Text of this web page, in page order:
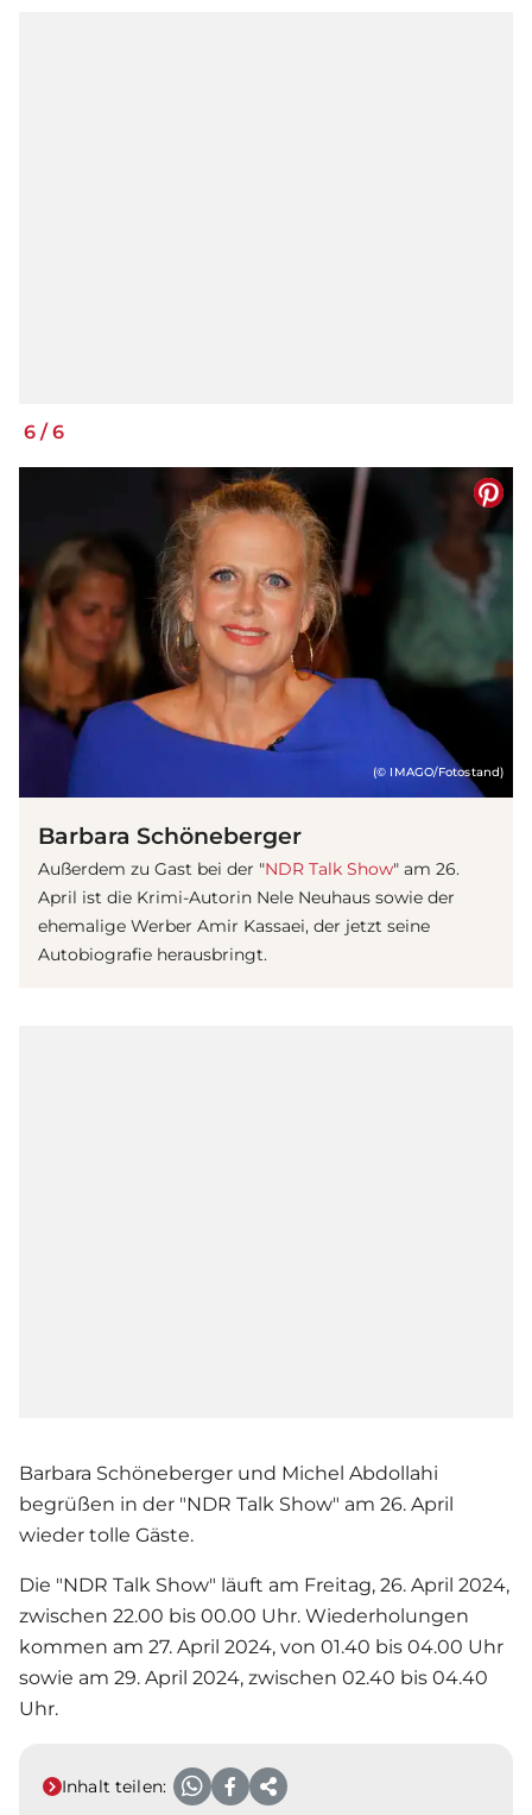
6 /6
(© IMAGO/Fotostand)
Barbara Schöneberger
Außerdem zu Gast bei der "NDR Talk Show" am 26.
April ist die Krimi-Autorin Nele Neuhaus sowie der
ehemalige Werber Amir Kassaei, der jetzt seine
Autobiografie herausbringt.
Barbara Schöneberger und Michel Abdollahi
begrüßen in der "NDR Talk Show" am 26. April
wieder tolle Gäste.
Die "NDR Talk Show" läuft am Freitag, 26. April 2024,
zwischen 22.00 bis 00.00 Uhr. Wiederholungen
kommen am 27. April 2024, von 01.40 bis 04.00 Uhr
sowie am 29. April 2024, zwischen 02.40 bis 04.40
Uhr.
Inhalt teilen: